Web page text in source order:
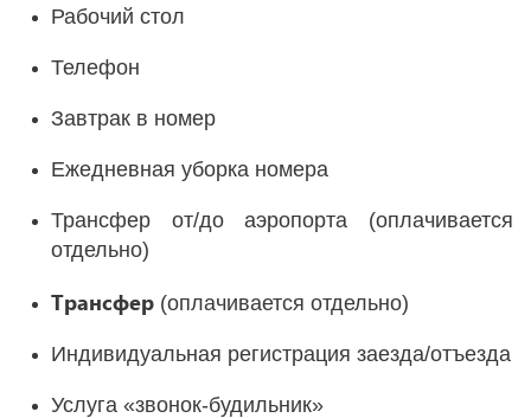
Рабочий стол
Телефон
Завтрак в номер
Ежедневная уборка номера
Трансфер от/до аэропорта (оплачивается
отдельно)
Трансфер (оплачивается отдельно)
Индивидуальная регистрация заезда/отъезда
Услуга «звонок-будильник»